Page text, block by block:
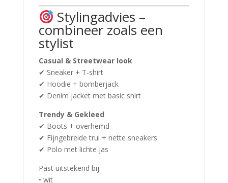
Stylingadvies –
combineer zoals een
stylist
Casual & Streetwear look
✔ Sneaker + T-shirt
✔ Hoodie + bomberjack
✔ Denim jacket met basic shirt
Trendy & Gekleed
✔ Boots + overhemd
✔ Fijngebreide trui + nette sneakers
✔ Polo met lichte jas
Past uitstekend bij:
• wit